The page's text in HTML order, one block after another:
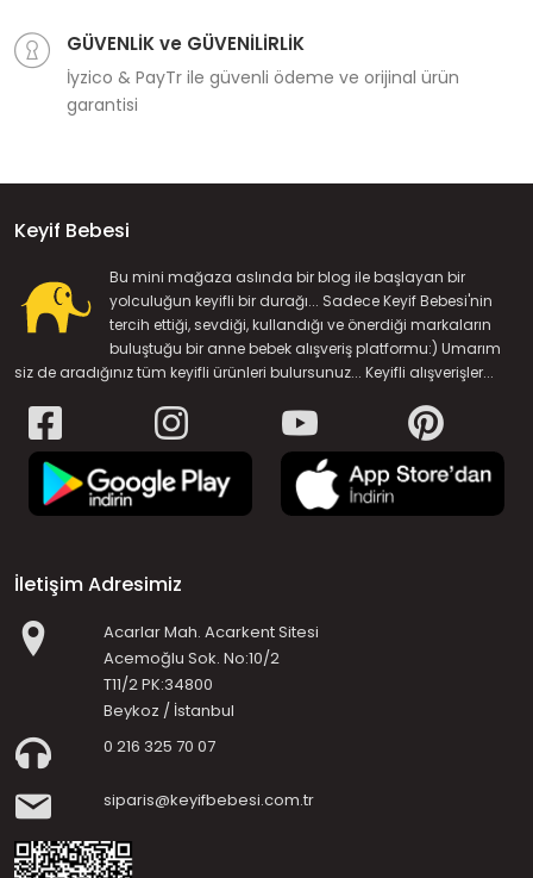
GÜVENLİK ve GÜVENİLİRLİK
İyzico & PayTr ile güvenli ödeme ve orijinal ürün
garantisi
Keyif Bebesi
Bu mini mağaza aslında bir blog ile başlayan bir
yolculuğun keyifli bir durağı... Sadece Keyif Bebesi'nin
tercih ettiği, sevdiği, kullandığı ve önerdiği markaların
buluştuğu bir anne bebek alışveriş platformu:) Umarım
siz de aradığınız tüm keyifli ürünleri bulursunuz... Keyifli alışverişler...
İletişim Adresimiz
Acarlar Mah. Acarkent Sitesi
Acemoğlu Sok. No:10/2
T11/2 PK:34800
Beykoz / İstanbul
0 216 325 70 07
siparis@keyifbebesi.com.tr